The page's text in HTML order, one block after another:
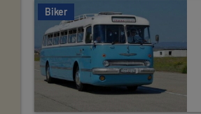
Biker